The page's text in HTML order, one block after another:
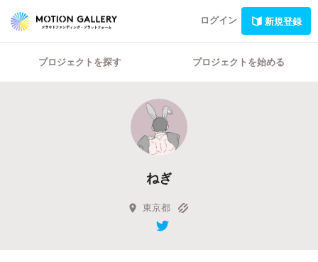
ログイン 新規登録
プロジェクトを探す プロジェクトを始める
ねぎ
東京都